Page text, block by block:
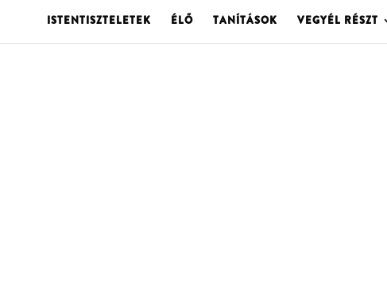
ISTENTISZTELETEK ÉLŐ TANÍTÁSOK VEGYÉL RÉSZT